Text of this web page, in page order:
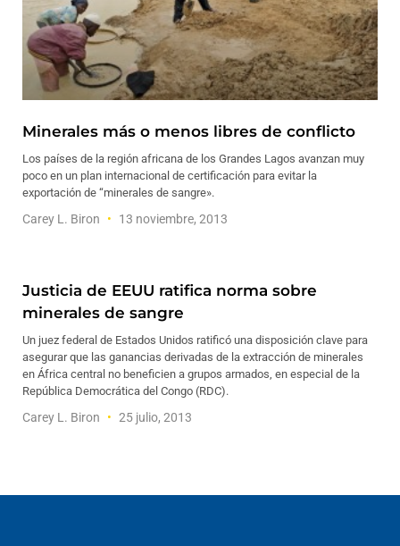
Minerales más o menos libres de conflicto
Los países de la región africana de los Grandes Lagos avanzan muy
poco en un plan internacional de certificación para evitar la
exportación de “minerales de sangre».
Carey L. Biron 13 noviembre, 2013
Justicia de EEUU ratifica norma sobre
minerales de sangre
Un juez federal de Estados Unidos ratificó una disposición clave para
asegurar que las ganancias derivadas de la extracción de minerales
en África central no beneficien a grupos armados, en especial de la
República Democrática del Congo (RDC).
Carey L. Biron 25 julio, 2013